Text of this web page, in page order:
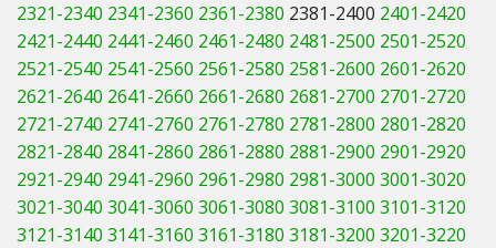
Best Sellers
Winter Tools
Ex-Demo - Ex-Display
2321-2340 2341-2360 2361-2380 2381-2400 2401-2420
2421-2440 2441-2460 2461-2480 2481-2500 2501-2520
2521-2540 2541-2560 2561-2580 2581-2600 2601-2620
2621-2640 2641-2660 2661-2680 2681-2700 2701-2720
2721-2740 2741-2760 2761-2780 2781-2800 2801-2820
2821-2840 2841-2860 2861-2880 2881-2900 2901-2920
2921-2940 2941-2960 2961-2980 2981-3000 3001-3020
3021-3040 3041-3060 3061-3080 3081-3100 3101-3120
3121-3140 3141-3160 3161-3180 3181-3200 3201-3220